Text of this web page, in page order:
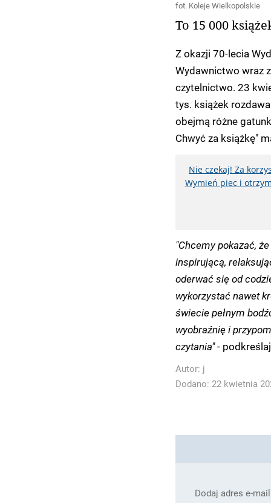
fot. Koleje Wielkopolskie
To 15 000
Z okazji 70-lecia
Wydawnictwo wraz
czytelnictwo. 23
tys. książek
obejmą różne
Chwyć za książkę"
Nie czekaj! Za
Wymień piec i
"Chcemy pokazać,
inspirującą,
oderwać się od
wykorzystać nawet
świecie pełnym
wyobraźnię i
czytania"-
Autor: j
Dodano: 22 kwietnia
Dodaj adres e-